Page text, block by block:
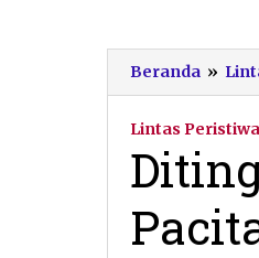
Beranda »
Lintas Peristiwa